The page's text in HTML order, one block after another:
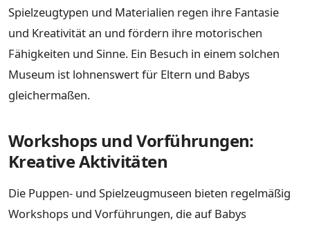
Spielzeugtypen und Materialien regen ihre Fantasie
und Kreativität an und fördern ihre motorischen
Fähigkeiten und Sinne. Ein Besuch in einem solchen
Museum ist lohnenswert für Eltern und Babys
gleichermaßen.
Workshops und Vorführungen:
Kreative Aktivitäten
Die Puppen- und Spielzeugmuseen bieten regelmäßig
Workshops und Vorführungen, die auf Babys